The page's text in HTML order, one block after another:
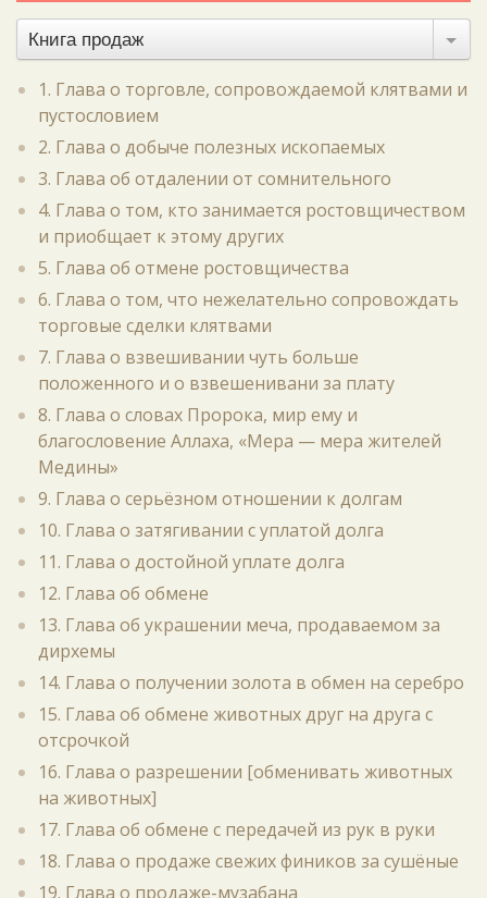
Книга продаж
1. Глава о торговле, сопровождаемой клятвами и
пустословием
2. Глава о добыче полезных ископаемых
3. Глава об отдалении от сомнительного
4. Глава о том, кто занимается ростовщичеством
и приобщает к этому других
5. Глава об отмене ростовщичества
6. Глава о том, что нежелательно сопровождать
торговые сделки клятвами
7. Глава о взвешивании чуть больше
положенного и о взвешенивани за плату
8. Глава о словах Пророка, мир ему и
благословение Аллаха, «Мера — мера жителей
Медины»
9. Глава о серьёзном отношении к долгам
10. Глава о затягивании с уплатой долга
11. Глава о достойной уплате долга
12. Глава об обмене
13. Глава об украшении меча, продаваемом за
дирхемы
14. Глава о получении золота в обмен на серебро
15. Глава об обмене животных друг на друга с
отсрочкой
16. Глава о разрешении [обменивать животных
на животных]
17. Глава об обмене с передачей из рук в руки
18. Глава о продаже свежих фиников за сушёные
19. Глава о продаже-музабана